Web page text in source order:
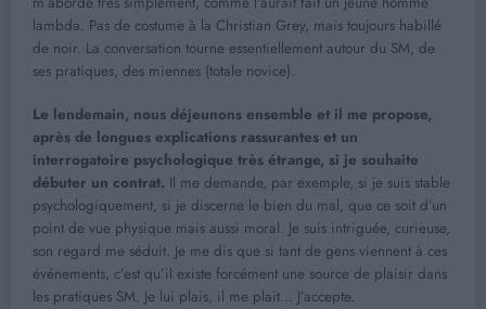
lambda. Pas de costume à la Christian Grey, mais toujours habillé
de noir. La conversation tourne essentiellement autour du SM, de
ses pratiques, des miennes (totale novice).
Le lendemain, nous déjeunons ensemble et il me propose,
après de longues explications rassurantes et un
interrogatoire psychologique très étrange, si je souhaite
débuter un contrat. Il me demande, par exemple, si je suis stable
psychologiquement, si je discerne le bien du mal, que ce soit d’un
point de vue physique mais aussi moral. Je suis intriguée, curieuse,
son regard me séduit. Je me dis que si tant de gens viennent à ces
événements, c’est qu’il existe forcément une source de plaisir dans
les pratiques SM. Je lui plais, il me plait… J’accepte.